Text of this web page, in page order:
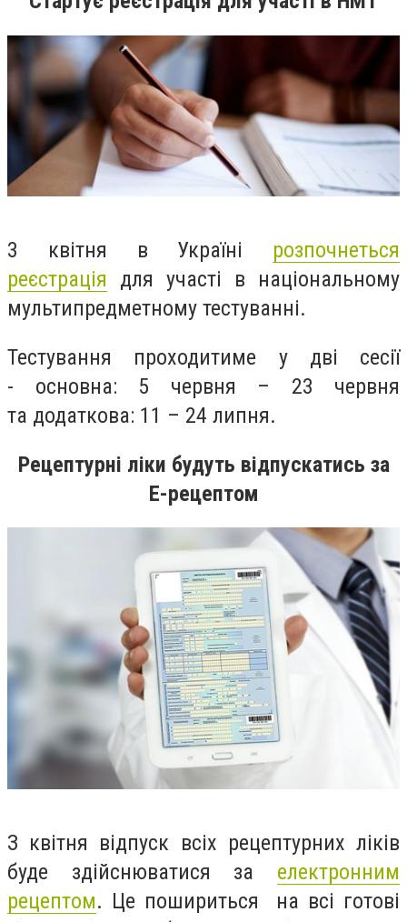
3 квітня в Україні розпочнеться
реєстрація для участі в національному
мультипредметному тестуванні.
Тестування проходитиме у дві сесії
- основна: 5 червня – 23 червня
та додаткова: 11 – 24 липня.
Рецептурні ліки будуть відпускатись за
Е-рецептом
З квітня відпуск всіх рецептурних ліків
буде здійснюватися за електронним
рецептом. Це пошириться на всі готові